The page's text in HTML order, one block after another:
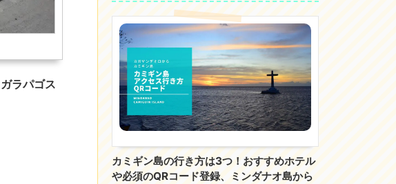
ガラパゴス
カミギン島の行き方は3つ！おすすめホテル
や必須のQRコード登録、ミンダナオ島から